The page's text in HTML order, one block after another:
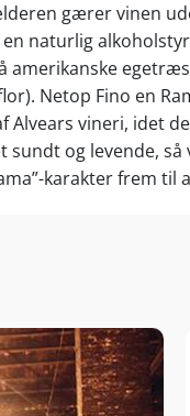
gærer vinen
naturlig
amerikanske
Netop Fino en
Alvears vineri, idet
og levende, så
karakter frem til